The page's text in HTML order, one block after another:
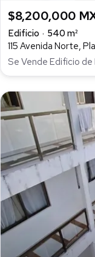
$8,200,000
Edificio
540 m²
115 Avenida Norte,
Se Vende Edificio